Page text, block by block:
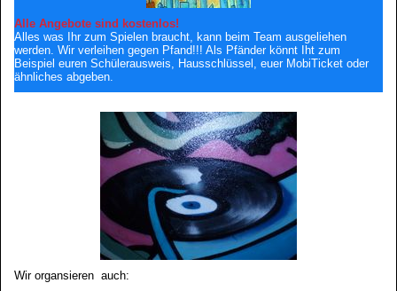
Alle Angebote sind kostenlos!
Alles was Ihr zum Spielen braucht, kann beim Team ausgeliehen
werden. Wir verleihen gegen Pfand!!! Als Pfänder könnt Iht zum
Beispiel euren Schülerausweis, Hausschlüssel, euer MobiTicket oder
ähnliches abgeben.
Wir organsieren auch: